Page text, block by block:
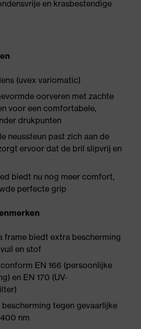
en krasbestendige
(uvex variomatic)
oorveren met zachte
voor een comfortabele,
drukpunten
neussteun past zich aan de
ervoor dat de bril slipvrij en
biedt nu nog meer comfort,
perfecte grip
frame biedt extra bescherming
en stof
EN 166 (persoonlijke
en EN 170 (UV-
bescherming tegen gevaarlijke
nm